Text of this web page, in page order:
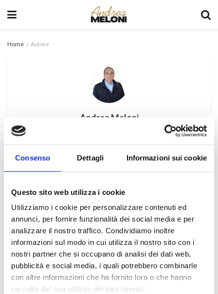
Consenso Dettagli Informazioni sui cookie
Questo sito web utilizza i cookie
Utilizziamo i cookie per personalizzare contenuti ed
annunci, per fornire funzionalità dei social media e per
analizzare il nostro traffico. Condividiamo inoltre
informazioni sul modo in cui utilizza il nostro sito con i
nostri partner che si occupano di analisi dei dati web,
pubblicità e social media, i quali potrebbero combinarle
con altre informazioni che ha fornito loro o che hanno
raccolto dal suo utilizzo dei loro servizi.
Home Autore
Andrea Meloni
NEWS
Che cosa si intende per
NEWS
Come Indicizzare un Sito
Web per i Motori di
Ricerca: Una Guida Pratica
di Andrea Meloni